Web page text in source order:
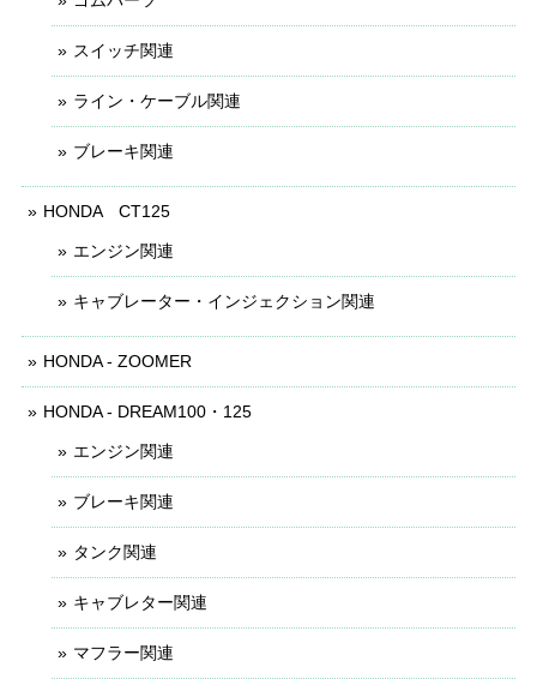
スイッチ関連
ライン・ケーブル関連
ブレーキ関連
HONDA CT125
エンジン関連
キャブレーター・インジェクション関連
HONDA - ZOOMER
HONDA - DREAM100・125
エンジン関連
ブレーキ関連
タンク関連
キャブレター関連
マフラー関連